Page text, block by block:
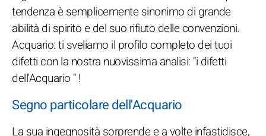
tendenza è semplicemente sinonimo di grande
abilità di spirito e del suo rifiuto delle convenzioni.
Acquario: ti sveliamo il profilo completo dei tuoi
difetti con la nostra nuovissima analisi: "i difetti
dell'Acquario " !
Segno particolare dell'Acquario
La sua ingegnosità sorprende e a volte infastidisce,